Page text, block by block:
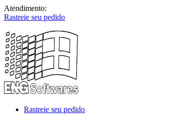
Atendimento:
Rastreie seu pedido
Rastreie seu pedido